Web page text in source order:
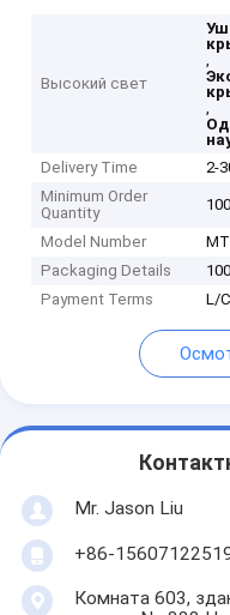
Высокий свет
,
,
Delivery Time
2-
Minimum Order
Quantity
Model Number
MT
Packaging Details
Payment Terms
L/
Mr. Jason Liu
+86-
Комната 603,